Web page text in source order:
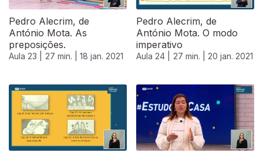
Pedro Alecrim, de
António Mota. As
preposições.
Aula 23 | 27 min. | 18 jan. 2021
Pedro Alecrim, de
António Mota. O modo
imperativo
Aula 24 | 27 min. | 20 jan. 2021